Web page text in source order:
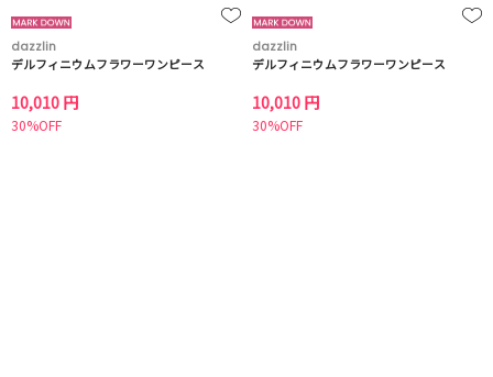
dazzlin
デルフィニウムフラワーワンピース
10,010 円
30%OFF
dazzlin
デルフィニウムフラワーワンピース
10,010 円
30%OFF